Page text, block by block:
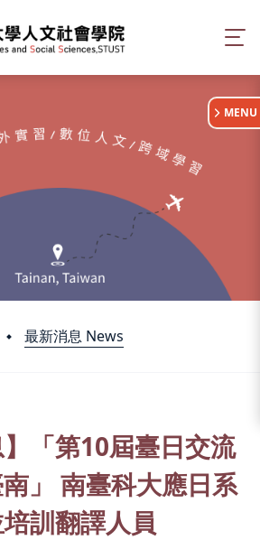
最新消息 News
MENU
】「第10屆臺日交流
」 南臺科大應日系
訓翻譯人員